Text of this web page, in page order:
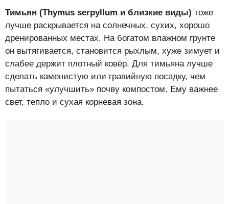
Тимьян (Thymus serpyllum и близкие виды) тоже
лучше раскрывается на солнечных, сухих, хорошо
дренированных местах. На богатом влажном грунте
он вытягивается, становится рыхлым, хуже зимует и
слабее держит плотный ковёр. Для тимьяна лучше
сделать каменистую или гравийную посадку, чем
пытаться «улучшить» почву компостом. Ему важнее
свет, тепло и сухая корневая зона.